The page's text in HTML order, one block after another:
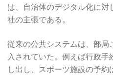
は、自治体のデジタル化に
社の主張である。
従来の公共システムは、部
入されていた。例えば行政
し出し、スポーツ施設の予